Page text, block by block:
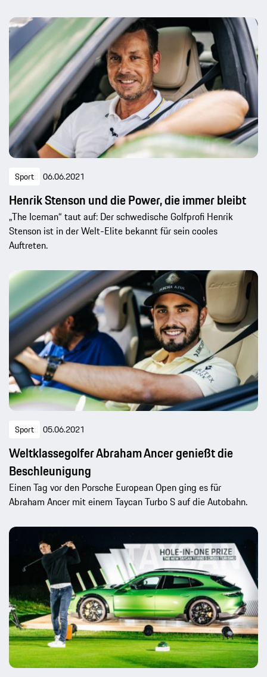
Sport 06.06.2021
Henrik Stenson und die Power, die immer bleibt
„The Iceman“ taut auf: Der schwedische Golfprofi Henrik
Stenson ist in der Welt-Elite bekannt für sein cooles
Auftreten.
Sport 05.06.2021
Weltklassegolfer Abraham Ancer genießt die
Beschleunigung
Einen Tag vor den Porsche European Open ging es für
Abraham Ancer mit einem Taycan Turbo S auf die Autobahn.